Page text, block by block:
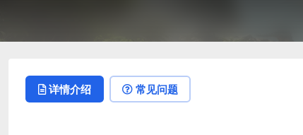
详情介绍 常见问题